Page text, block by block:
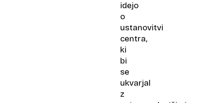
idejo
o
ustanovitvi
centra,
ki
bi
se
ukvarjal
z